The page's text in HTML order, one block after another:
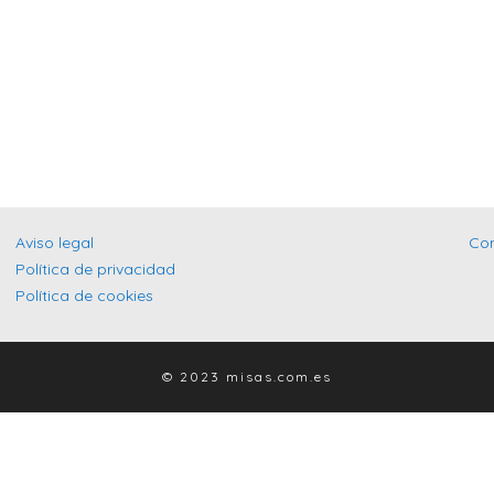
Aviso legal
Política de privacidad
Política de cookies
© 2023 misas.com.es